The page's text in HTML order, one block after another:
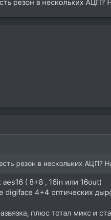
резон в нескольких АЦП?
резон в нескольких АЦП?
( 8+8 , 16in или 16out)
digiface 4+4 оптических
плюс тотал микс и